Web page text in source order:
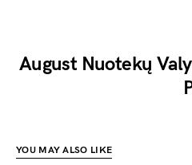
August Nuotekų
YOU MAY ALSO LIKE